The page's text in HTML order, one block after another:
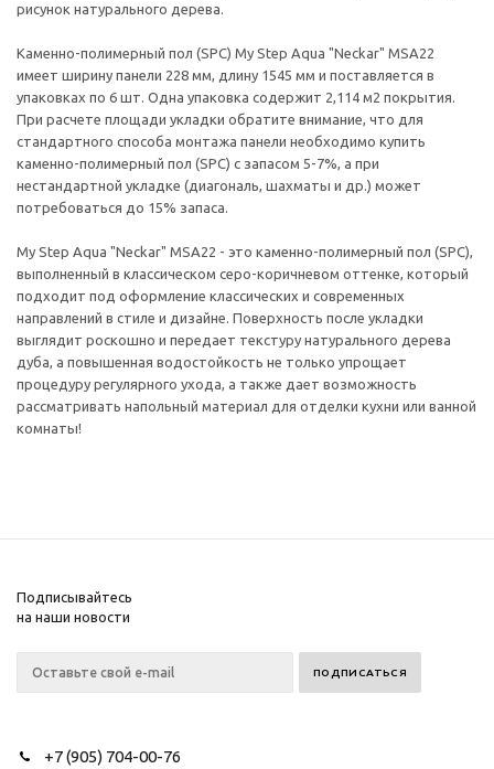
рисунок натурального дерева.
Каменно-полимерный пол (SPC) My Step Aqua "Neckar" MSA22
имеет ширину панели 228 мм, длину 1545 мм и поставляется в
упаковках по 6 шт. Одна упаковка содержит 2,114 м2 покрытия.
При расчете площади укладки обратите внимание, что для
стандартного способа монтажа панели необходимо купить
каменно-полимерный пол (SPC) с запасом 5-7%, а при
нестандартной укладке (диагональ, шахматы и др.) может
потребоваться до 15% запаса.
My Step Aqua "Neckar" MSA22 - это каменно-полимерный пол (SPC),
выполненный в классическом серо-коричневом оттенке, который
подходит под оформление классических и современных
направлений в стиле и дизайне. Поверхность после укладки
выглядит роскошно и передает текстуру натурального дерева
дуба, а повышенная водостойкость не только упрощает
процедуру регулярного ухода, а также дает возможность
рассматривать напольный материал для отделки кухни или ванной
комнаты!
Подписывайтесь
на наши новости
+7 (905) 704-00-76